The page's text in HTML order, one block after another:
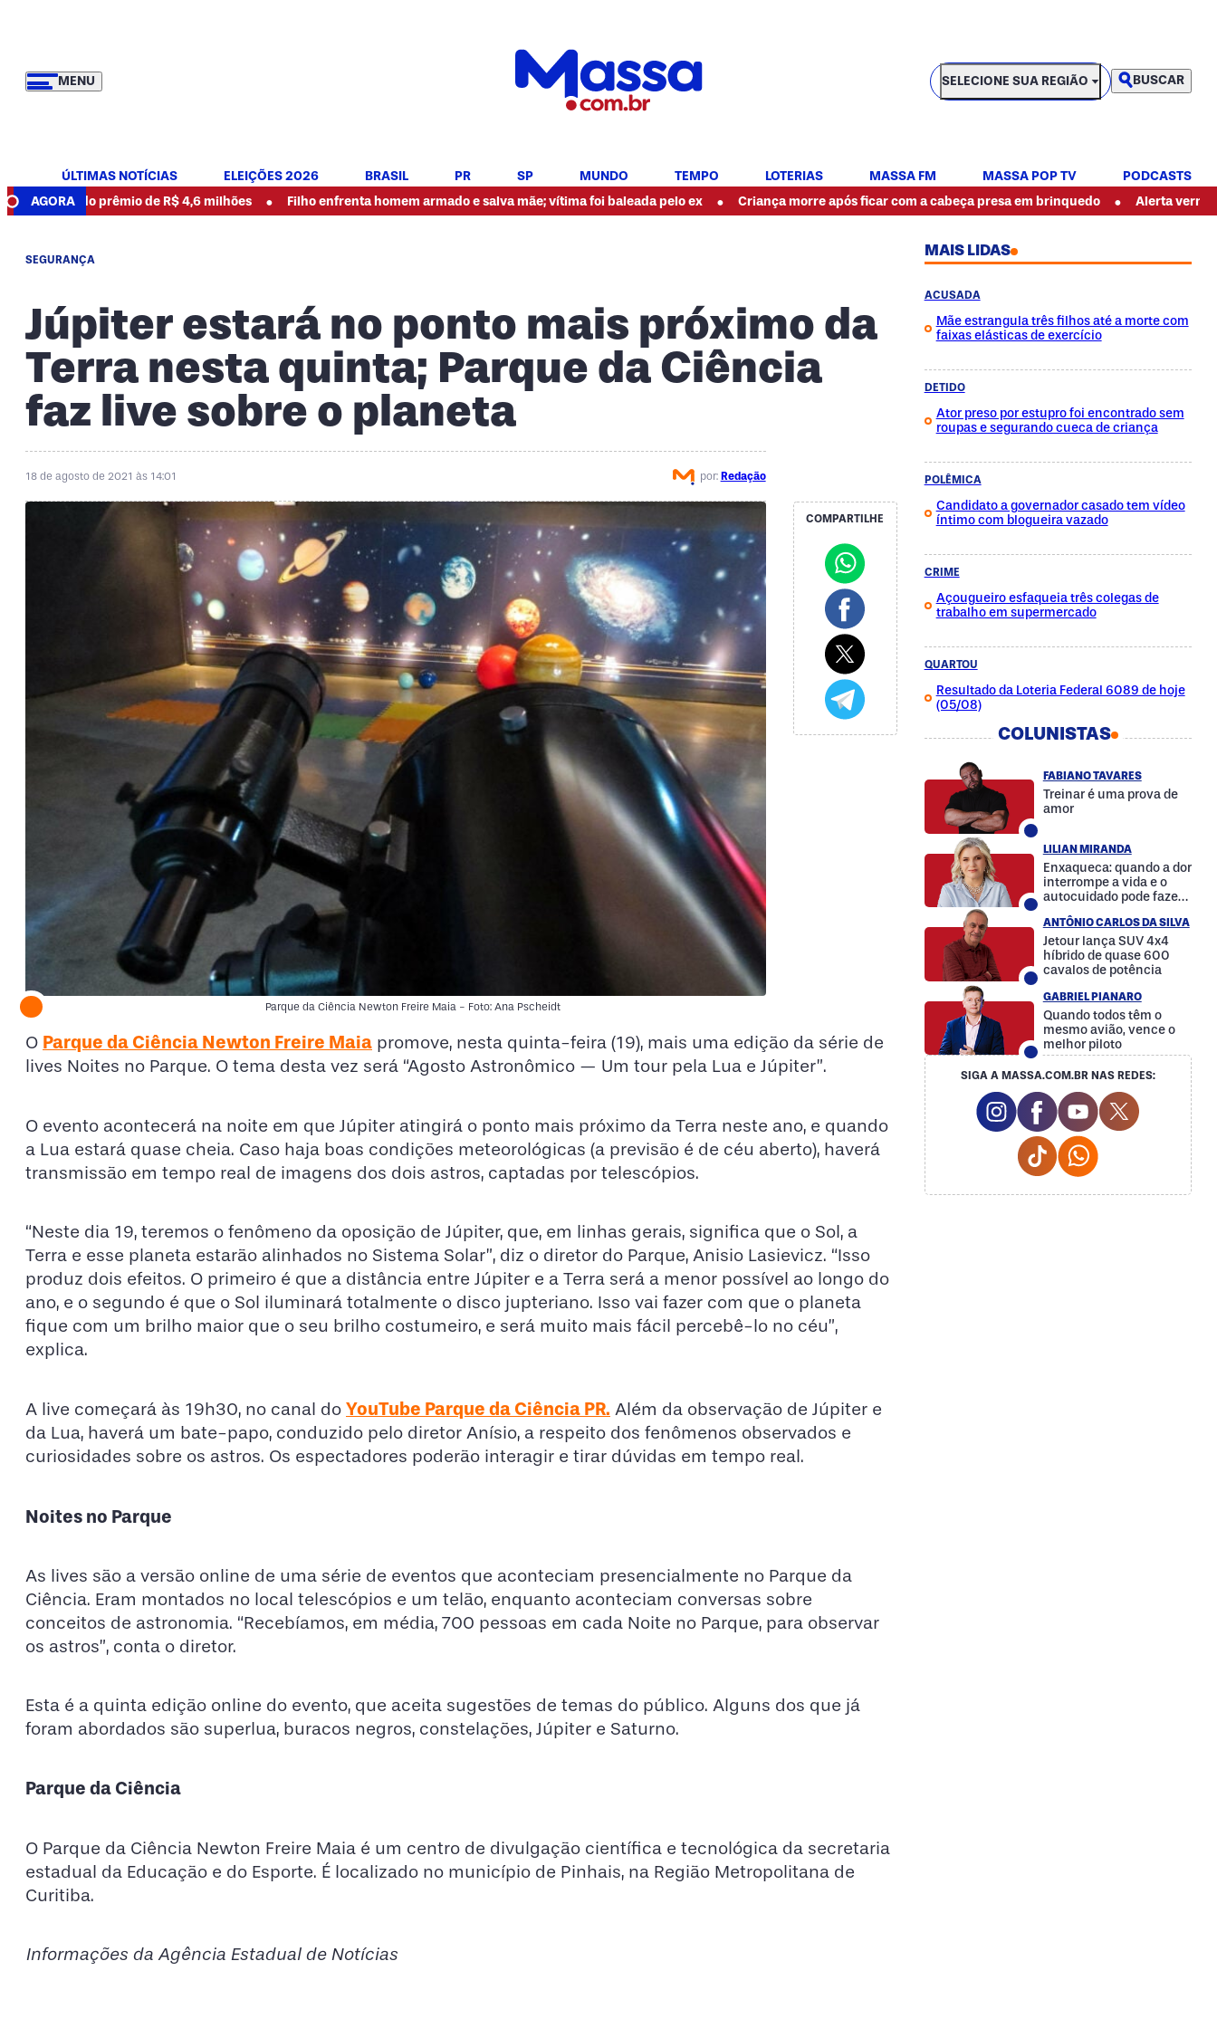
MENU
SELECIONE SUA REGIÃO
SELECIONE SUA REGIÃO BUSCAR
ÚLTIMAS NOTÍCIAS ELEIÇÕES 2026 BRASIL PR SP MUNDO TEMPO LOTERIAS MASSA FM MASSA POP TV
PODCASTS
AGORA
do prêmio de R$ 4,6 milhões • Filho enfrenta homem armado e salva mãe; vítima foi baleada pelo ex • Criança morre após ficar com a cabeça presa em brinquedo • Alerta vermelho!
SEGURANÇA
Júpiter estará no ponto mais próximo da
Terra nesta quinta; Parque da Ciência
faz live sobre o planeta
18 de agosto de 2021 às 14:01 por: Redação
Parque da Ciência Newton Freire Maia - Foto: Ana Pscheidt
COMPARTILHE
O Parque da Ciência Newton Freire Maia promove, nesta quinta-feira (19), mais uma edição da série de
lives Noites no Parque. O tema desta vez será “Agosto Astronômico — Um tour pela Lua e Júpiter”.
O evento acontecerá na noite em que Júpiter atingirá o ponto mais próximo da Terra neste ano, e quando
a Lua estará quase cheia. Caso haja boas condições meteorológicas (a previsão é de céu aberto), haverá
transmissão em tempo real de imagens dos dois astros, captadas por telescópios.
“Neste dia 19, teremos o fenômeno da oposição de Júpiter, que, em linhas gerais, significa que o Sol, a
Terra e esse planeta estarão alinhados no Sistema Solar”, diz o diretor do Parque, Anisio Lasievicz. “Isso
produz dois efeitos. O primeiro é que a distância entre Júpiter e a Terra será a menor possível ao longo do
ano, e o segundo é que o Sol iluminará totalmente o disco jupteriano. Isso vai fazer com que o planeta
fique com um brilho maior que o seu brilho costumeiro, e será muito mais fácil percebê-lo no céu”,
explica.
A live começará às 19h30, no canal do YouTube Parque da Ciência PR. Além da observação de Júpiter e
da Lua, haverá um bate-papo, conduzido pelo diretor Anísio, a respeito dos fenômenos observados e
curiosidades sobre os astros. Os espectadores poderão interagir e tirar dúvidas em tempo real.
Noites no Parque
As lives são a versão online de uma série de eventos que aconteciam presencialmente no Parque da
Ciência. Eram montados no local telescópios e um telão, enquanto aconteciam conversas sobre
conceitos de astronomia. “Recebíamos, em média, 700 pessoas em cada Noite no Parque, para observar
os astros”, conta o diretor.
Esta é a quinta edição online do evento, que aceita sugestões de temas do público. Alguns dos que já
foram abordados são superlua, buracos negros, constelações, Júpiter e Saturno.
Parque da Ciência
O Parque da Ciência Newton Freire Maia é um centro de divulgação científica e tecnológica da secretaria
estadual da Educação e do Esporte. É localizado no município de Pinhais, na Região Metropolitana de
Curitiba.
Informações da Agência Estadual de Notícias
MAIS LIDAS
ACUSADA
Mãe estrangula três filhos até a morte com
faixas elásticas de exercício
DETIDO
Ator preso por estupro foi encontrado sem
roupas e segurando cueca de criança
POLÊMICA
Candidato a governador casado tem vídeo
íntimo com blogueira vazado
CRIME
Açougueiro esfaqueia três colegas de
trabalho em supermercado
QUARTOU
Resultado da Loteria Federal 6089 de hoje
(05/08)
COLUNISTAS
FABIANO TAVARES
Treinar é uma prova de
amor
LILIAN MIRANDA
Enxaqueca: quando a dor
interrompe a vida e o
autocuidado pode fazer
ANTÔNIO CARLOS DA SILVA
Jetour lança SUV 4x4
híbrido de quase 600
cavalos de potência
GABRIEL PIANARO
Quando todos têm o
mesmo avião, vence o
melhor piloto
SIGA A MASSA.COM.BR NAS REDES:
Instagram Social Media
Facebook Social Media
Youtube Social
Twitter
Tiktok Social Media
Whatsapp